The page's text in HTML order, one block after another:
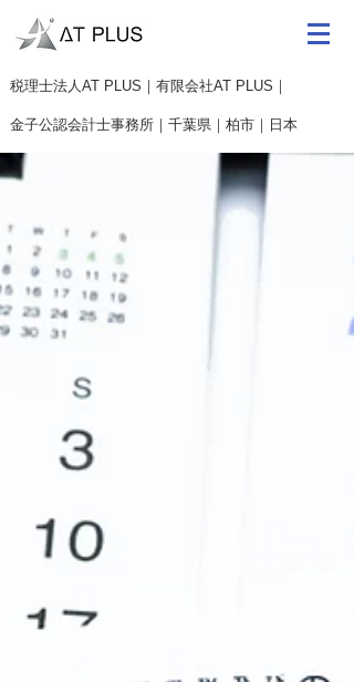
​税理士法人AT PLUS｜有限会社AT PLUS｜
金子公認会計士事務所｜ 千葉県｜柏市｜日本